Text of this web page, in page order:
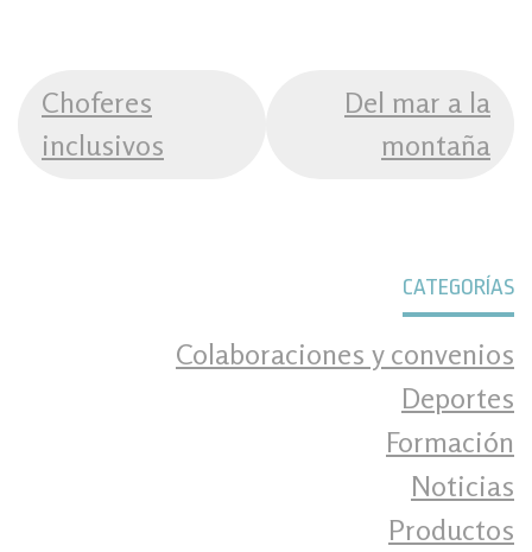
NAVEGACIÓN
DE
Choferes
inclusivos
Del mar a la
montaña
CATEGORÍAS
Colaboraciones y convenios
Deportes
Formación
Noticias
Productos